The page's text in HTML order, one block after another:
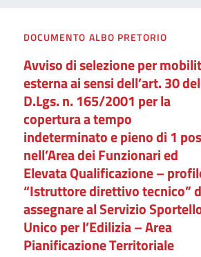
DOCUMENTO ALBO PRETORIO
Avviso di selezione per
esterna ai sensi dell’art. 30 del
D.Lgs. n. 165/2001 per la
copertura a tempo
indeterminato e pieno di 1
nell’Area dei Funzionari ed
Elevata Qualificazione –
“Istruttore direttivo tecnico”
assegnare al Servizio
Unico per l’Edilizia – Area
Pianificazione Territoriale